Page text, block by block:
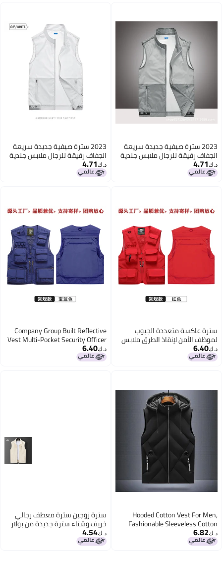
2023 سترة صيفية جديدة سريعة
الجفاف رقيقة للرجال ملابس جلدية
قابلة للتنفس سترة شبكية صيفية
خارجية للرجال
د.ك‏4.71
2023 سترة صيفية جديدة سريعة
الجفاف رقيقة للرجال ملابس جلدية
قابلة للتنفس سترة شبكية صيفية
خارجية للرجال
د.ك‏4.71
سترة عاكسة متعددة الجيوب
لموظف الأمن لإنقاذ الطرق ملابس
العمل حد أدنى للطلب
د.ك‏6.40
Company Group Built Reflective
Vest Multi-Pocket Security Officer
Road Rescue Work Clothes A
Minimum Order
د.ك‏6.40
Hooded Cotton Vest For Men,
Fashionable Sleeveless Cotton
Jacket, Youth Slim Fit Vest, Warm
Waistcoat
د.ك‏6.82
سترة زوجين سترة معطف رجالي
خريف وشتاء سترة جديدة من بولار
فليس سترة خارجية بياقة واقفة
د.ك‏4.54